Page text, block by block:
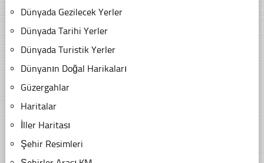
Dünyada Gezilecek Yerler
Dünyada Tarihi Yerler
Dünyada Turistik Yerler
Dünyanın Doğal Harikaları
Güzergahlar
Haritalar
İller Haritası
Şehir Resimleri